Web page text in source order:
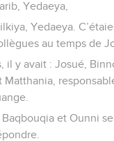
Yedaeya,
Yedaeya.
au temps de
il y avait : Josué,
Matthania,
et Ounni